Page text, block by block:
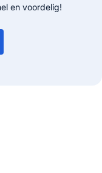
en voordelig!